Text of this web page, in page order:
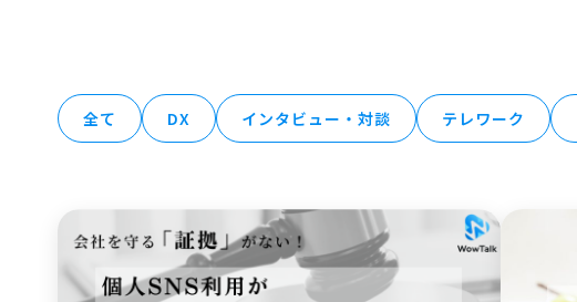
全て DX インタビュー・対談 テレワーク